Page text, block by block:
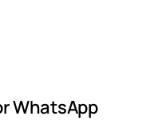
WhatsApp